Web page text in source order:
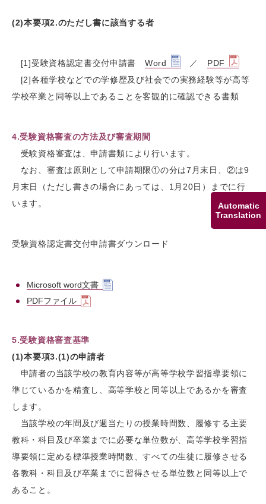
Automatic
Translation
(2)本要項2.のただし書に該当する者
[1]受験資格認定書交付申請書 Word ／ PDF
[2]各種学校などでの学修歴及び社会での実務経験等が高等
学校卒業と同等以上であることを客観的に確認できる書類
4.受験資格審査の方法及び審査期間
受験資格審査は、申請書類により行います。
なお、審査は原則として申請期限①の分は7月末日、②は9
月末日（ただし書きの場合にあっては、1月20日）までに行
います。
受験資格認定書交付申請書ダウンロード
Microsoft word文書
PDFファイル
5.受験資格審査基準
(1)本要項3.(1)の申請者
申請者の当該学校の教育内容等が高等学校学習指導要領に
準じているかを精査し、高等学校と同等以上であるかを審査
します。
当該学校の年間及び週当たりの授業時間数、履修する主要
教科・科目及び卒業までに必要な単位数が、高等学校学習指
導要領に定める標準授業時間数、すべての生徒に履修させる
各教科・科目及び卒業までに習得させる単位数と同等以上で
あること。